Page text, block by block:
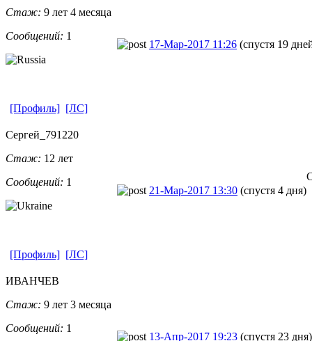
Стаж: 9 лет 4 месяца
Сообщений: 1
17-Мар-2017 11:26 (спустя 19
[Профиль] [ЛС]
Сергей_79122​0
Стаж: 12 лет
Сообщений: 1
21-Мар-2017 13:30 (спустя 4 дня)
[Профиль] [ЛС]
ИВАНЧЕВ
Стаж: 9 лет 3 месяца
Сообщений: 1
13-Апр-2017 19:23 (спустя 23 дня)